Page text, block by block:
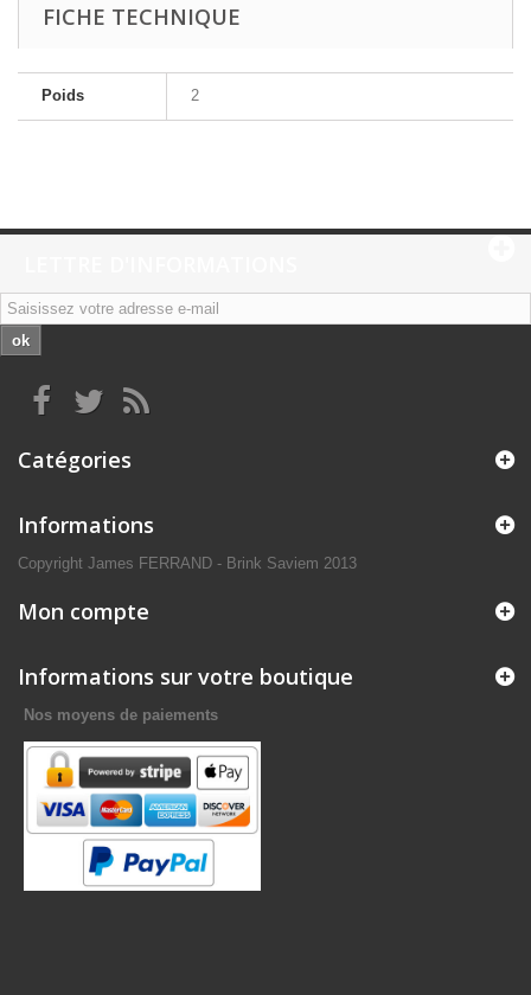
FICHE TECHNIQUE
Poids 2
ok
Catégories
Informations
Copyright James FERRAND - Brink Saviem 2013
Mon compte
Informations sur votre boutique
Nos moyens de paiements